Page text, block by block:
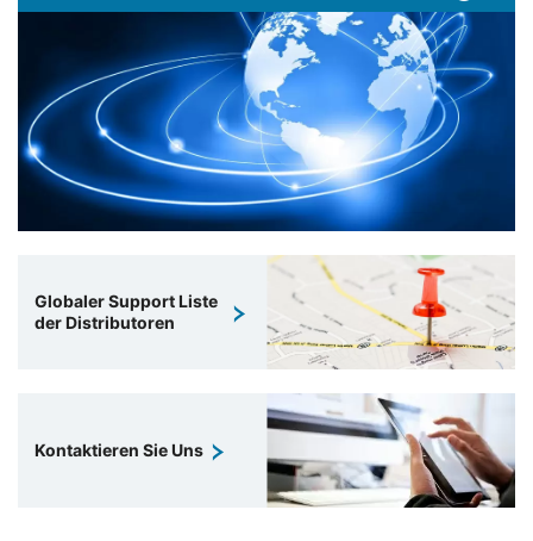
Globaler Support Liste
der Distributoren
Kontaktieren Sie Uns